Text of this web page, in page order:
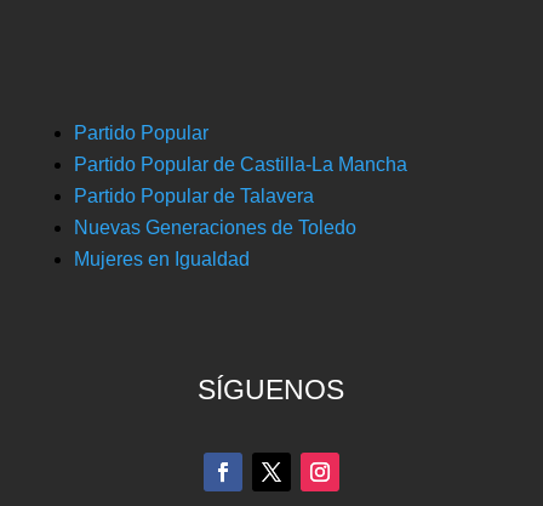
Partido Popular
Partido Popular de Castilla-La Mancha
Partido Popular de Talavera
Nuevas Generaciones de Toledo
Mujeres en Igualdad
SÍGUENOS